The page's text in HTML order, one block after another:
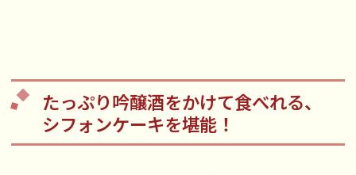
たっぷり吟醸酒をかけて食べれる、
シフォンケーキを堪能！